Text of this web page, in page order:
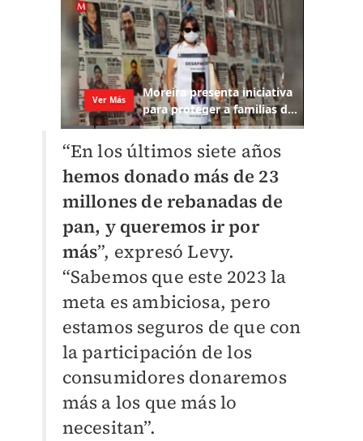
“En los últimos siete años
hemos donado más de 23
millones de rebanadas de
pan, y queremos ir por
más”, expresó Levy.
“Sabemos que este 2023 la
meta es ambiciosa, pero
estamos seguros de que con
la participación de los
consumidores donaremos
más a los que más lo
necesitan”.